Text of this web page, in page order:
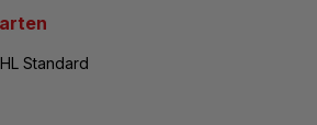
Standard